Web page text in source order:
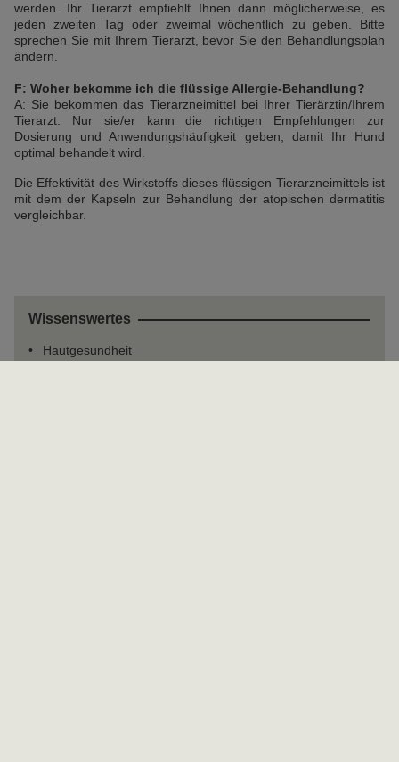
werden. Ihr Tierarzt empfiehlt Ihnen dann möglicherweise, es
jeden zweiten Tag oder zweimal wöchentlich zu geben. Bitte
sprechen Sie mit Ihrem Tierarzt, bevor Sie den Behandlungsplan
ändern.
F: Woher bekomme ich die flüssige Allergie-Behandlung?
A: Sie bekommen das Tierarzneimittel bei Ihrer Tierärztin/Ihrem
Tierarzt. Nur sie/er kann die richtigen Empfehlungen zur
Dosierung und Anwendungshäufigkeit geben, damit Ihr Hund
optimal behandelt wird.
Die Effektivität des Wirkstoffs dieses flüssigen Tierarzneimittels ist
mit dem der Kapseln zur Behandlung der atopischen dermatitis
vergleichbar.
Wissenswertes
Hautgesundheit